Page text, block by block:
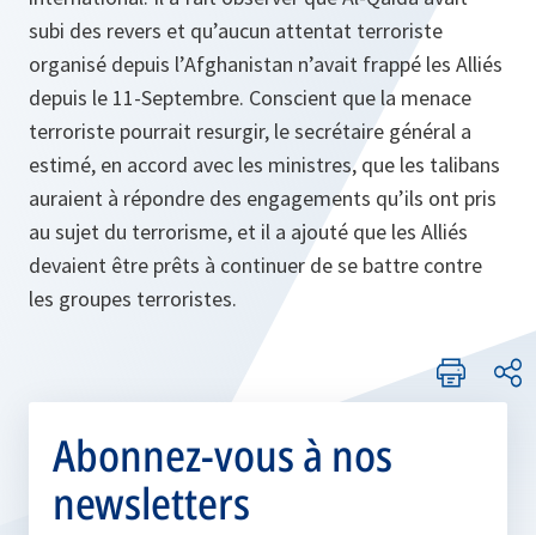
subi des revers et qu’aucun attentat terroriste
organisé depuis l’Afghanistan n’avait frappé les Alliés
depuis le 11-Septembre. Conscient que la menace
terroriste pourrait resurgir, le secrétaire général a
estimé, en accord avec les ministres, que les talibans
auraient à répondre des engagements qu’ils ont pris
au sujet du terrorisme, et il a ajouté que les Alliés
devaient être prêts à continuer de se battre contre
les groupes terroristes.
Abonnez-vous à nos
newsletters